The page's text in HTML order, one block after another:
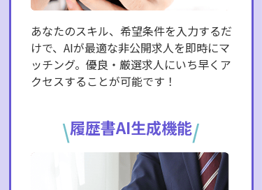
あなたのスキル、希望条件を入力するだ
けで、AIが最適な非公開求人を即時にマ
ッチング。優良・厳選求人にいち早くア
クセスすることが可能です！
\履歴書AI生成機能/